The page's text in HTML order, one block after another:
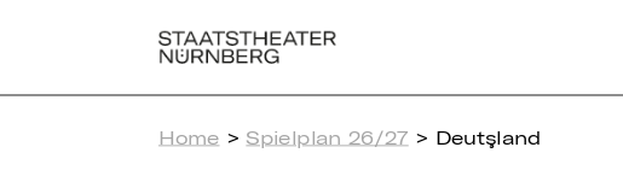
Home > Spielplan 26/27 > Deutşland